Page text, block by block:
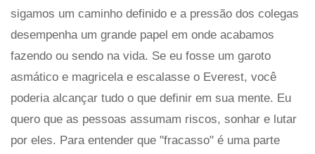
sigamos um caminho definido e a pressão dos colegas
desempenha um grande papel em onde acabamos
fazendo ou sendo na vida. Se eu fosse um garoto
asmático e magricela e escalasse o Everest, você
poderia alcançar tudo o que definir em sua mente. Eu
quero que as pessoas assumam riscos, sonhar e lutar
por eles. Para entender que "fracasso" é uma parte